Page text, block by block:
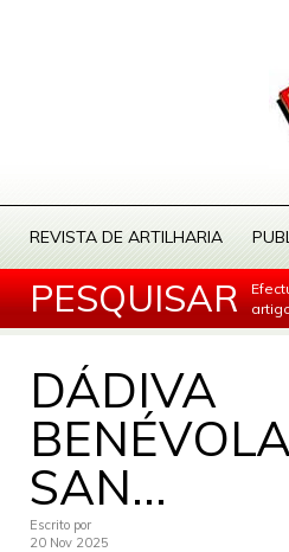
REVISTA DE ARTILHARIA
PESQUISAR
DÁDIVA
SAN...
Escrito por
20 Nov 2025